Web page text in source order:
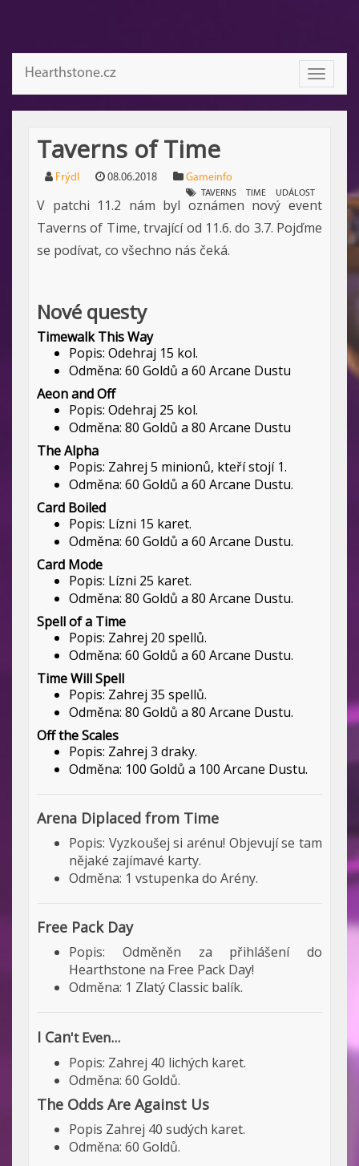
Toggle
Hearthstone.cz
Taverns of Time
Frýdl 08.06.2018 Gameinfo
TAVERNS TIME UDÁLOST
V patchi 11.2 nám byl oznámen nový event
Taverns of Time, trvající od 11.6. do 3.7. Pojďme
se podívat, co všechno nás čeká.
Nové questy
Timewalk This Way
Popis: Odehraj 15 kol.
Odměna: 60 Goldů a 60 Arcane Dustu
Aeon and Off
Popis: Odehraj 25 kol.
Odměna: 80 Goldů a 80 Arcane Dustu
The Alpha
Popis: Zahrej 5 minionů, kteří stojí 1.
Odměna: 60 Goldů a 60 Arcane Dustu.
Card Boiled
Popis: Lízni 15 karet.
Odměna: 60 Goldů a 60 Arcane Dustu.
Card Mode
Popis: Lízni 25 karet.
Odměna: 80 Goldů a 80 Arcane Dustu.
Spell of a Time
Popis: Zahrej 20 spellů.
Odměna: 60 Goldů a 60 Arcane Dustu.
Time Will Spell
Popis: Zahrej 35 spellů.
Odměna: 80 Goldů a 80 Arcane Dustu.
Off the Scales
Popis: Zahrej 3 draky.
Odměna: 100 Goldů a 100 Arcane Dustu.
Arena Diplaced from Time
Popis: Vyzkoušej si arénu! Objevují se tam
nějaké zajímavé karty.
Odměna: 1 vstupenka do Arény.
Free Pack Day
Popis: Odměněn za přihlášení do
Hearthstone na Free Pack Day!
Odměna: 1 Zlatý Classic balík.
I Can't Even...
Popis: Zahrej 40 lichých karet.
Odměna: 60 Goldů.
The Odds Are Against Us
Popis Zahrej 40 sudých karet.
Odměna: 60 Goldů.